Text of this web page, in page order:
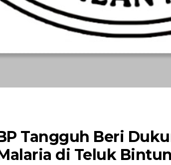
Tangguh Beri
di Teluk